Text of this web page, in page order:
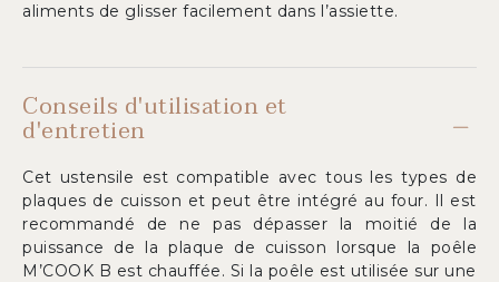
aliments de glisser facilement dans l’assiette.
Conseils d'utilisation et
d'entretien
Cet ustensile est compatible avec tous les types de
plaques de cuisson et peut être intégré au four. Il est
recommandé de ne pas dépasser la moitié de la
puissance de la plaque de cuisson lorsque la poêle
M’COOK B est chauffée. Si la poêle est utilisée sur une